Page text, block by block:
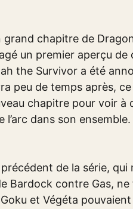
grand chapitre de
un premier aperçu
the Survivor a été
peu de temps après,
chapitre pour voir
l’arc dans son
de la série,
Bardock contre Gas,
et Végéta